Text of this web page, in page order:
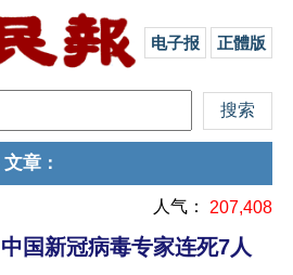
电子报 正體版
文章 ：
人气： 207,408
国新冠病毒专家连死7人